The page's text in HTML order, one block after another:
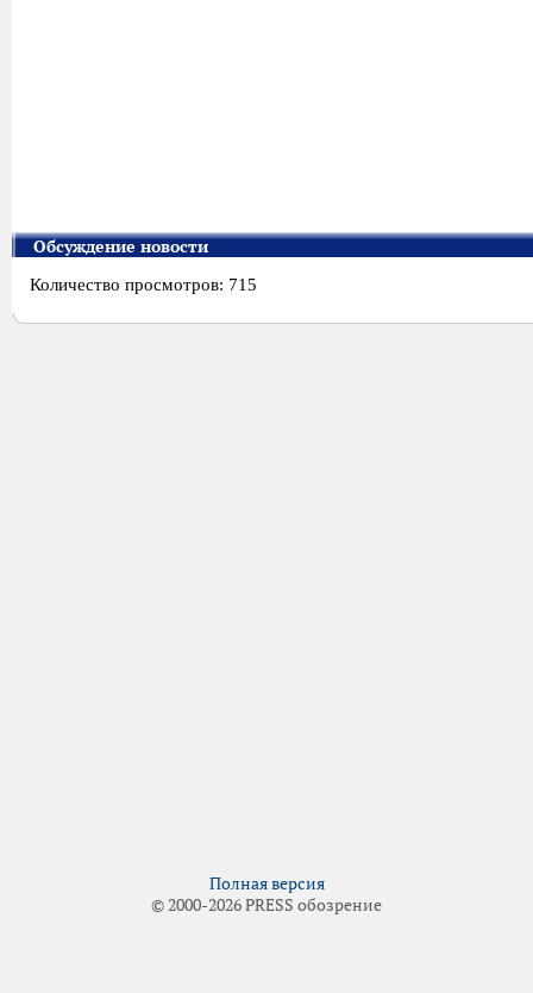
Обсуждение новости
Количество просмотров: 715
Полная версия
© 2000-2026 PRESS обозрение